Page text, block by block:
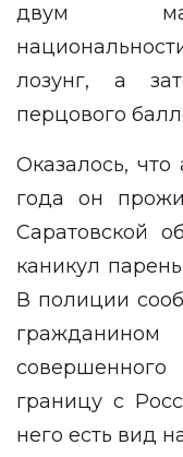
двум
лозунг, а
перцового
Оказалось, что
года он
Саратовской
каникул
В полиции
границу с
него есть вид